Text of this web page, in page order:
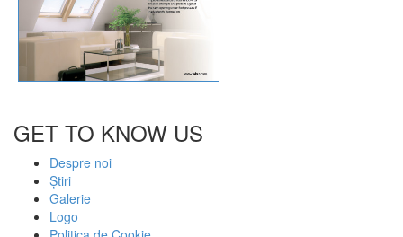
GET TO KNOW US
Despre noi
Știri
Galerie
Logo